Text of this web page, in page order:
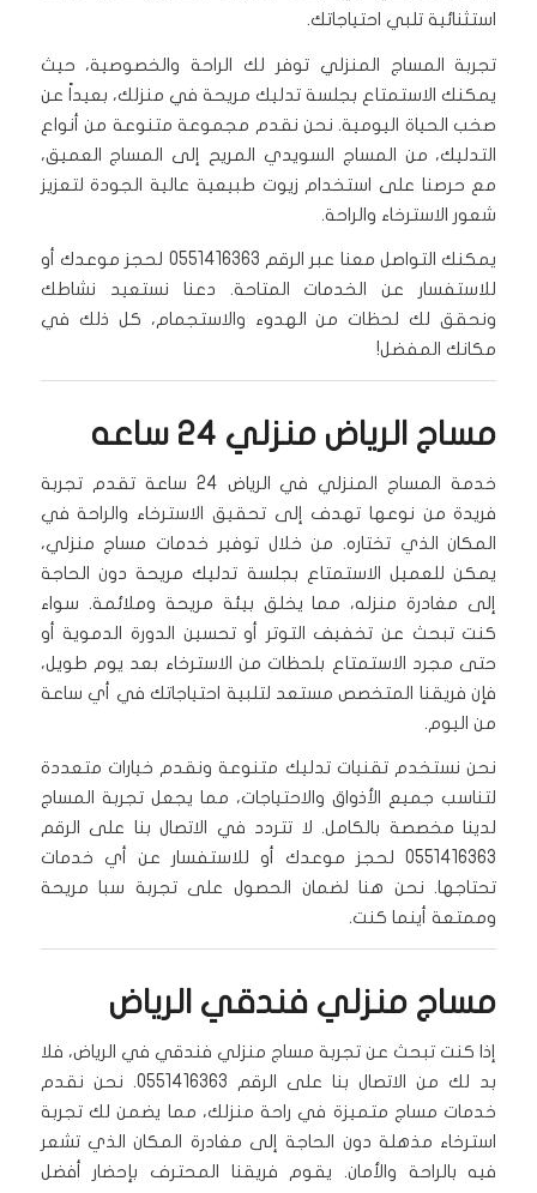
استثنائية تلبي احتياجاتك.
تجربة المساج المنزلي توفر لك الراحة والخصوصية، حيث
يمكنك الاستمتاع بجلسة تدليك مريحة في منزلك، بعيداً عن
صخب الحياة اليومية. نحن نقدم مجموعة متنوعة من أنواع
التدليك، من المساج السويدي المريح إلى المساج العميق،
مع حرصنا على استخدام زيوت طبيعية عالية الجودة لتعزيز
شعور الاسترخاء والراحة.
يمكنك التواصل معنا عبر الرقم 0551416363 لحجز موعدك أو
للاستفسار عن الخدمات المتاحة. دعنا نستعيد نشاطك
ونحقق لك لحظات من الهدوء والاستجمام، كل ذلك في
مكانك المفضل!
مساج الرياض منزلي ٢٤ ساعه
خدمة المساج المنزلي في الرياض 24 ساعة تقدم تجربة
فريدة من نوعها تهدف إلى تحقيق الاسترخاء والراحة في
المكان الذي تختاره. من خلال توفير خدمات مساج منزلي،
يمكن للعميل الاستمتاع بجلسة تدليك مريحة دون الحاجة
إلى مغادرة منزله، مما يخلق بيئة مريحة وملائمة. سواء
كنت تبحث عن تخفيف التوتر أو تحسين الدورة الدموية أو
حتى مجرد الاستمتاع بلحظات من الاسترخاء بعد يوم طويل،
فإن فريقنا المتخصص مستعد لتلبية احتياجاتك في أي ساعة
من اليوم.
نحن نستخدم تقنيات تدليك متنوعة ونقدم خيارات متعددة
لتناسب جميع الأذواق والاحتياجات، مما يجعل تجربة المساج
لدينا مخصصة بالكامل. لا تتردد في الاتصال بنا على الرقم
0551416363 لحجز موعدك أو للاستفسار عن أي خدمات
تحتاجها. نحن هنا لضمان الحصول على تجربة سبا مريحة
وممتعة أينما كنت.
مساج منزلي فندقي الرياض
إذا كنت تبحث عن تجربة مساج منزلي فندقي في الرياض، فلا
بد لك من الاتصال بنا على الرقم 0551416363. نحن نقدم
خدمات مساج متميزة في راحة منزلك، مما يضمن لك تجربة
استرخاء مذهلة دون الحاجة إلى مغادرة المكان الذي تشعر
فيه بالراحة والأمان. يقوم فريقنا المحترف بإحضار أفضل